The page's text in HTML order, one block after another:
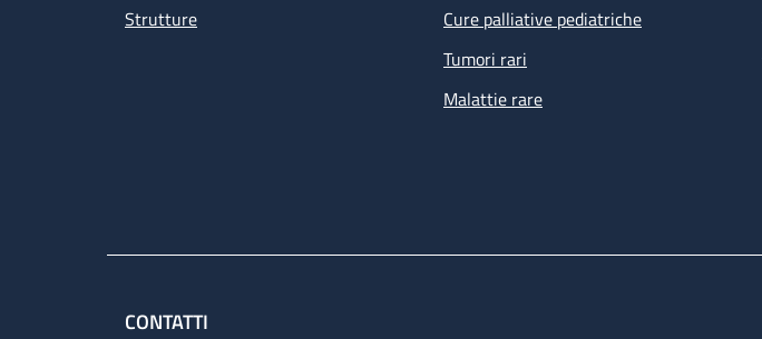
Strutture
Cure palliative pediatriche
Tumori rari
Malattie rare
CONTATTI